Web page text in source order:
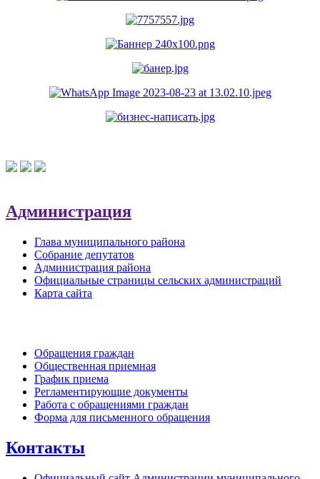
Администрация
Глава муниципального района
Собрание депутатов
Администрация района
Официальные страницы сельских администраций
Карта сайта
Обращения граждан
Общественная приемная
График приема
Регламентирующие документы
Работа с обращениями граждан
Форма для письменного обращения
Контакты